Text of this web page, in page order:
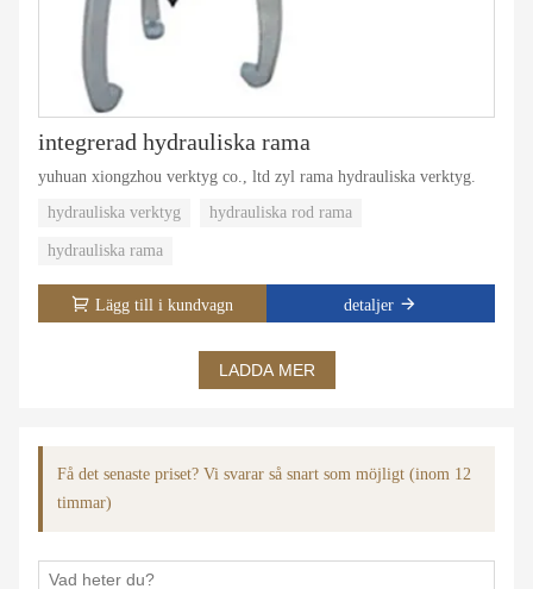
integrerad hydrauliska rama
yuhuan xiongzhou verktyg co., ltd zyl rama hydrauliska verktyg.
hydrauliska verktyg
hydrauliska rod rama
hydrauliska rama
Lägg till i kundvagn detaljer
LADDA MER
Få det senaste priset? Vi svarar så snart som möjligt (inom 12
timmar)